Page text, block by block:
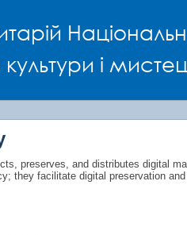
культури і
preserves, and distributes digital
they facilitate digital preservation